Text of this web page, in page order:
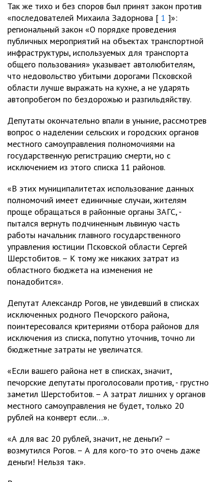
Так же тихо и без споров был принят закон против
«последователей Михаила Задорнова [ 1 ]»:
региональный закон «О порядке проведения
публичных мероприятий на объектах транспортной
инфраструктуры, используемых для транспорта
общего пользования» указывает автолюбителям,
что недовольство убитыми дорогами Псковской
области лучше выражать на кухне, а не ударять
автопробегом по бездорожью и разгильдяйству.
Депутаты окончательно впали в уныние, рассмотрев
вопрос о наделении сельских и городских органов
местного самоуправления полномочиями на
государственную регистрацию смерти, но с
исключением из этого списка 11 районов.
«В этих муниципалитетах использование данных
полномочий имеет единичные случаи, жителям
проще обращаться в районные органы ЗАГС, -
пытался вернуть подчиненным львиную часть
работы начальник главного государственного
управления юстиции Псковской области Сергей
Шерстобитов. – К тому же никаких затрат из
областного бюджета на изменения не
понадобится».
Депутат Александр Рогов, не увидевший в списках
исключенных родного Печорского района,
поинтересовался критериями отбора районов для
исключения из списка, попутно уточнив, точно ли
бюджетные затраты не увеличатся.
«Если вашего района нет в списках, значит,
печорские депутаты проголосовали против, - грустно
заметил Шерстобитов. – А затрат лишних у органов
местного самоуправления не будет, только 20
рублей на конверт если…».
«А для вас 20 рублей, значит, не деньги? –
возмутился Рогов. – А для кого-то это очень даже
деньги! Нельзя так».